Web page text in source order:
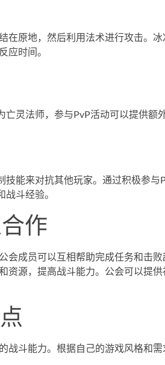
在原地，然后利用法术进行攻击。
应时间。
灵法师，参与PvP活动可以提供额
能来对抗其他玩家。通过积极参与
斗经验。
作
会成员可以互相帮助完成任务和击
资源，提高战斗能力。公会可以提供
战斗能力。根据自己的游戏风格和